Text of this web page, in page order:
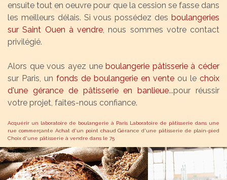
ensuite tout en oeuvre pour que la cession se fasse dans
les meilleurs délais. Si vous possédez des boulangeries
sur Saint Ouen à vendre, nous sommes votre contact
privilégié.
Alors que vous ayez uneboulangerie pâtisserie à céder
sur Paris, un fonds de boulangerie en vente ou le choix
d'une gérance de pâtisserie en banlieue...pour réussir
votre projet, faites-nous confiance.
Acquérir un laboratoire de boulangerie à Paris Laboratoire de pâtisserie dans une
rue commerçante Achat d'un point chaud Gérance d'une pâtisserie de plain-pied
Choix d'une pâtisserie à vendre dans le 75